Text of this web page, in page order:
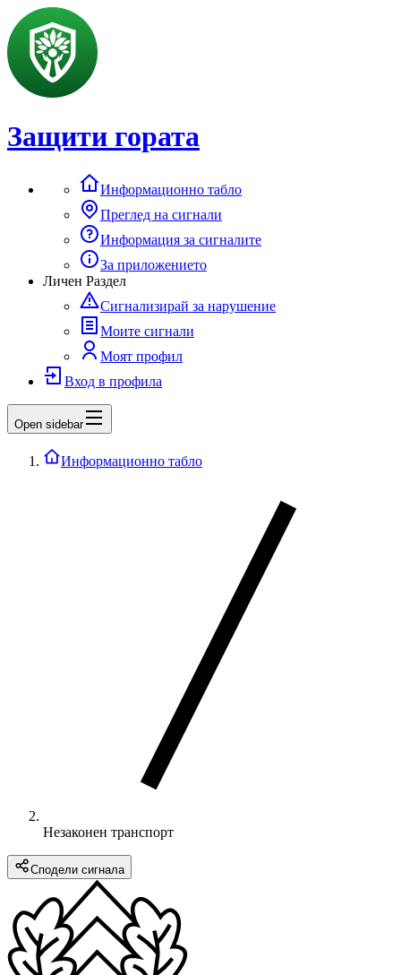
Защити гората
Информационно табло
Преглед на сигнали
Информация за сигналите
За приложението
Личен Раздел
Сигнализирай за нарушение
Моите сигнали
Моят профил
Вход в профила
Open sidebar
Информационно табло
Незаконен транспорт
Сподели сигнала